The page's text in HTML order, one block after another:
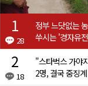
28
정부 느닷없는
쑤시는 '경자유
18
"스타벅스 가야
2명, 결국 중징계